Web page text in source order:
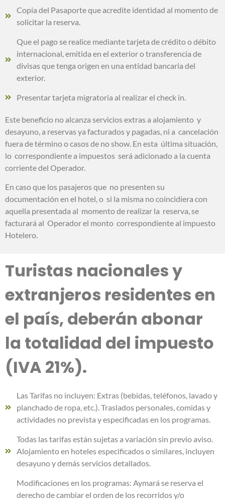
Copia del Pasaporte que acredite identidad al momento de
solicitar la reserva.
Que el pago se realice mediante tarjeta de crédito o débito
internacional, emitida en el exterior o transferencia de
divisas que tenga origen en una entidad bancaria del
exterior.
Presentar tarjeta migratoria al realizar el check in.
Este beneficio no alcanza servicios extras a alojamiento y
desayuno, a reservas ya facturados y pagadas, ni a cancelación
fuera de término o casos de no show. En esta última situación,
lo correspondiente a impuestos será adicionado a la cuenta
corriente del Operador.
En caso que los pasajeros que no presenten su
documentación en el hotel, o si la misma no coincidiera con
aquella presentada al momento de realizar la reserva, se
facturará al Operador el monto correspondiente al impuesto
Hotelero.
Turistas nacionales y
extranjeros residentes en
el país, deberán abonar
la totalidad del impuesto
(IVA 21%).
Las Tarifas no incluyen: Extras (bebidas, teléfonos, lavado y
planchado de ropa, etc.). Traslados personales, comidas y
actividades no prevista y especificadas en los programas.
Todas las tarifas están sujetas a variación sin previo aviso.
Alojamiento en hoteles especificados o similares, incluyen
desayuno y demás servicios detallados.
Modificaciones en los programas: Aymará se reserva el
derecho de cambiar el orden de los recorridos y/o